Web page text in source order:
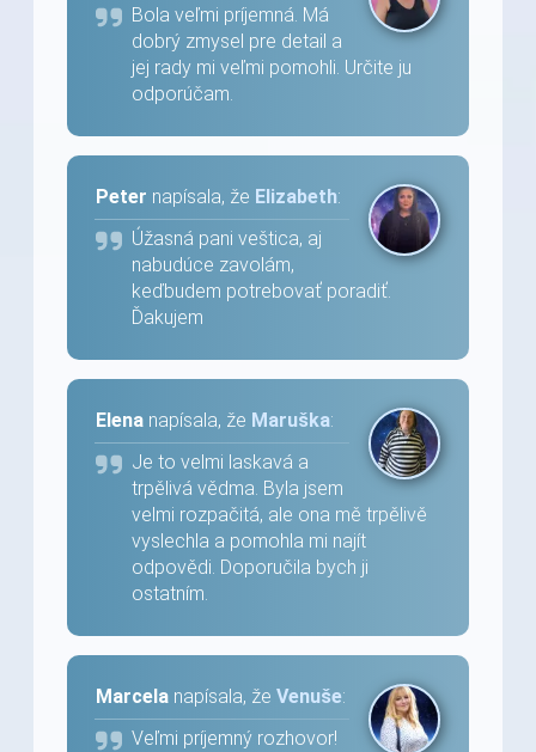
Bola veľmi príjemná. Má
dobrý zmysel pre detail a
jej rady mi veľmi pomohli. Určite ju
odporúčam.
Peter napísala, že Elizabeth:
Úžasná pani veštica, aj
nabudúce zavolám,
keďbudem potrebovať poradiť.
Ďakujem
Elena napísala, že Maruška:
Je to velmi laskavá a
trpělivá vědma. Byla jsem
velmi rozpačitá, ale ona mě trpělivě
vyslechla a pomohla mi najít
odpovědi. Doporučila bych ji
ostatním.
Marcela napísala, že Venuše:
Veľmi príjemný rozhovor!